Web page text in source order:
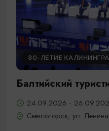
80-ЛЕТИЕ
Балтийский
24.09.2026 -
Светлогорск, ул.